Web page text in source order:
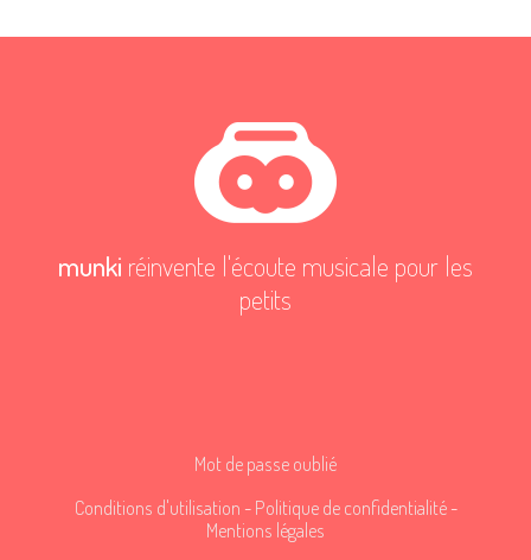
munki réinvente l'écoute musicale pour les
petits
Mot de passe oublié
Conditions d'utilisation -Politique de confidentialité-
Mentions légales